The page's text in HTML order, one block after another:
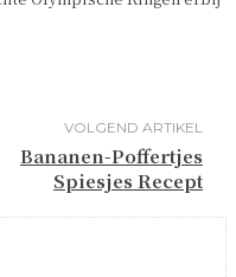
VOLGEND ARTIKEL
Bananen-Poffertjes
Spiesjes Recept